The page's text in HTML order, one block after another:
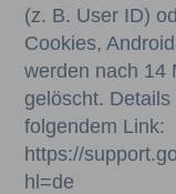
(z. B. User ID)
Cookies,
werden nach 14
gelöscht.
folgendem Link:
https://
hl=de